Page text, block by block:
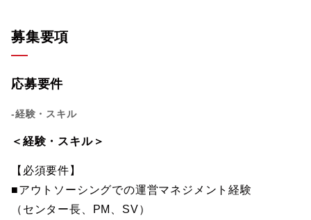
募集要項
応募要件
-経験・スキル
＜経験・スキル＞
【必須要件】
■アウトソーシングでの運営マネジメント経験
（センター長、PM、SV）